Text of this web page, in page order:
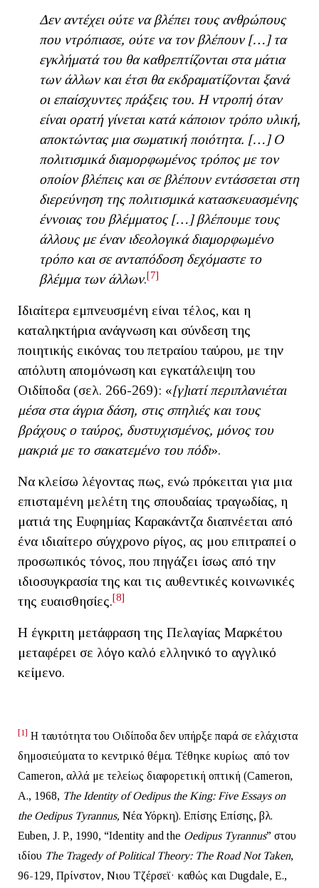
Δεν αντέχει ούτε να βλέπει τους ανθρώπους
που ντρόπιασε, ούτε να τον βλέπουν […] τα
εγκλήματά του θα καθρεπτίζονται στα μάτια
των άλλων και έτσι θα εκδραματίζονται ξανά
οι επαίσχυντες πράξεις του. Η ντροπή όταν
είναι ορατή γίνεται κατά κάποιον τρόπο υλική,
αποκτώντας μια σωματική ποιότητα. […] Ο
πολιτισμικά διαμορφωμένος τρόπος με τον
οποίον βλέπεις και σε βλέπουν εντάσσεται στη
διερεύνηση της πολιτισμικά κατασκευασμένης
έννοιας του βλέμματος […] βλέπουμε τους
άλλους με έναν ιδεολογικά διαμορφωμένο
τρόπο και σε ανταπόδοση δεχόμαστε το
βλέμμα των άλλων.[7]
Ιδιαίτερα εμπνευσμένη είναι τέλος, και η
καταληκτήρια ανάγνωση και σύνδεση της
ποιητικής εικόνας του πετραίου ταύρου, με την
απόλυτη απομόνωση και εγκατάλειψη του
Οιδίποδα (σελ. 266-269): «[γ]ιατί περιπλανιέται
μέσα στα άγρια δάση, στις σπηλιές και τους
βράχους ο ταύρος, δυστυχισμένος, μόνος του
μακριά με το σακατεμένο του πόδι».
Να κλείσω λέγοντας πως, ενώ πρόκειται για μια
επισταμένη μελέτη της σπουδαίας τραγωδίας, η
ματιά της Ευφημίας Καρακάντζα διαπνέεται από
ένα ιδιαίτερο σύγχρονο ρίγος, ας μου επιτραπεί ο
προσωπικός τόνος, που πηγάζει ίσως από την
ιδιοσυγκρασία της και τις αυθεντικές κοινωνικές
της ευαισθησίες.[8]
Η έγκριτη μετάφραση της Πελαγίας Μαρκέτου
μεταφέρει σε λόγο καλό ελληνικό το αγγλικό
κείμενο.
[1] Η ταυτότητα του Οιδίποδα δεν υπήρξε παρά σε ελάχιστα
δημοσιεύματα το κεντρικό θέμα. Τέθηκε κυρίως από τον
Cameron, αλλά με τελείως διαφορετική οπτική (Cameron,
A., 1968, The Identity of Oedipus the King: Five Essays on
the Oedipus Tyrannus, Νέα Υόρκη). Επίσης Επίσης, βλ.
Euben, J. P., 1990, “Identity and the Oedipus Tyrannus” στου
ιδίου The Tragedy of Political Theory: Τhe Road Not Taken,
96-129, Πρίνστον, Νιου Τζέρσεϊ· καθώς και Dugdale, E.,